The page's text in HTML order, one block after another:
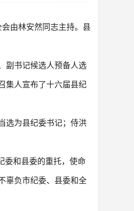
由林安然同志主持。县
副书记候选人预备人选
集人宣布了十六届县纪
选为县纪委书记；侍洪
委和县委的重托，使命
辜负市纪委、县委和全